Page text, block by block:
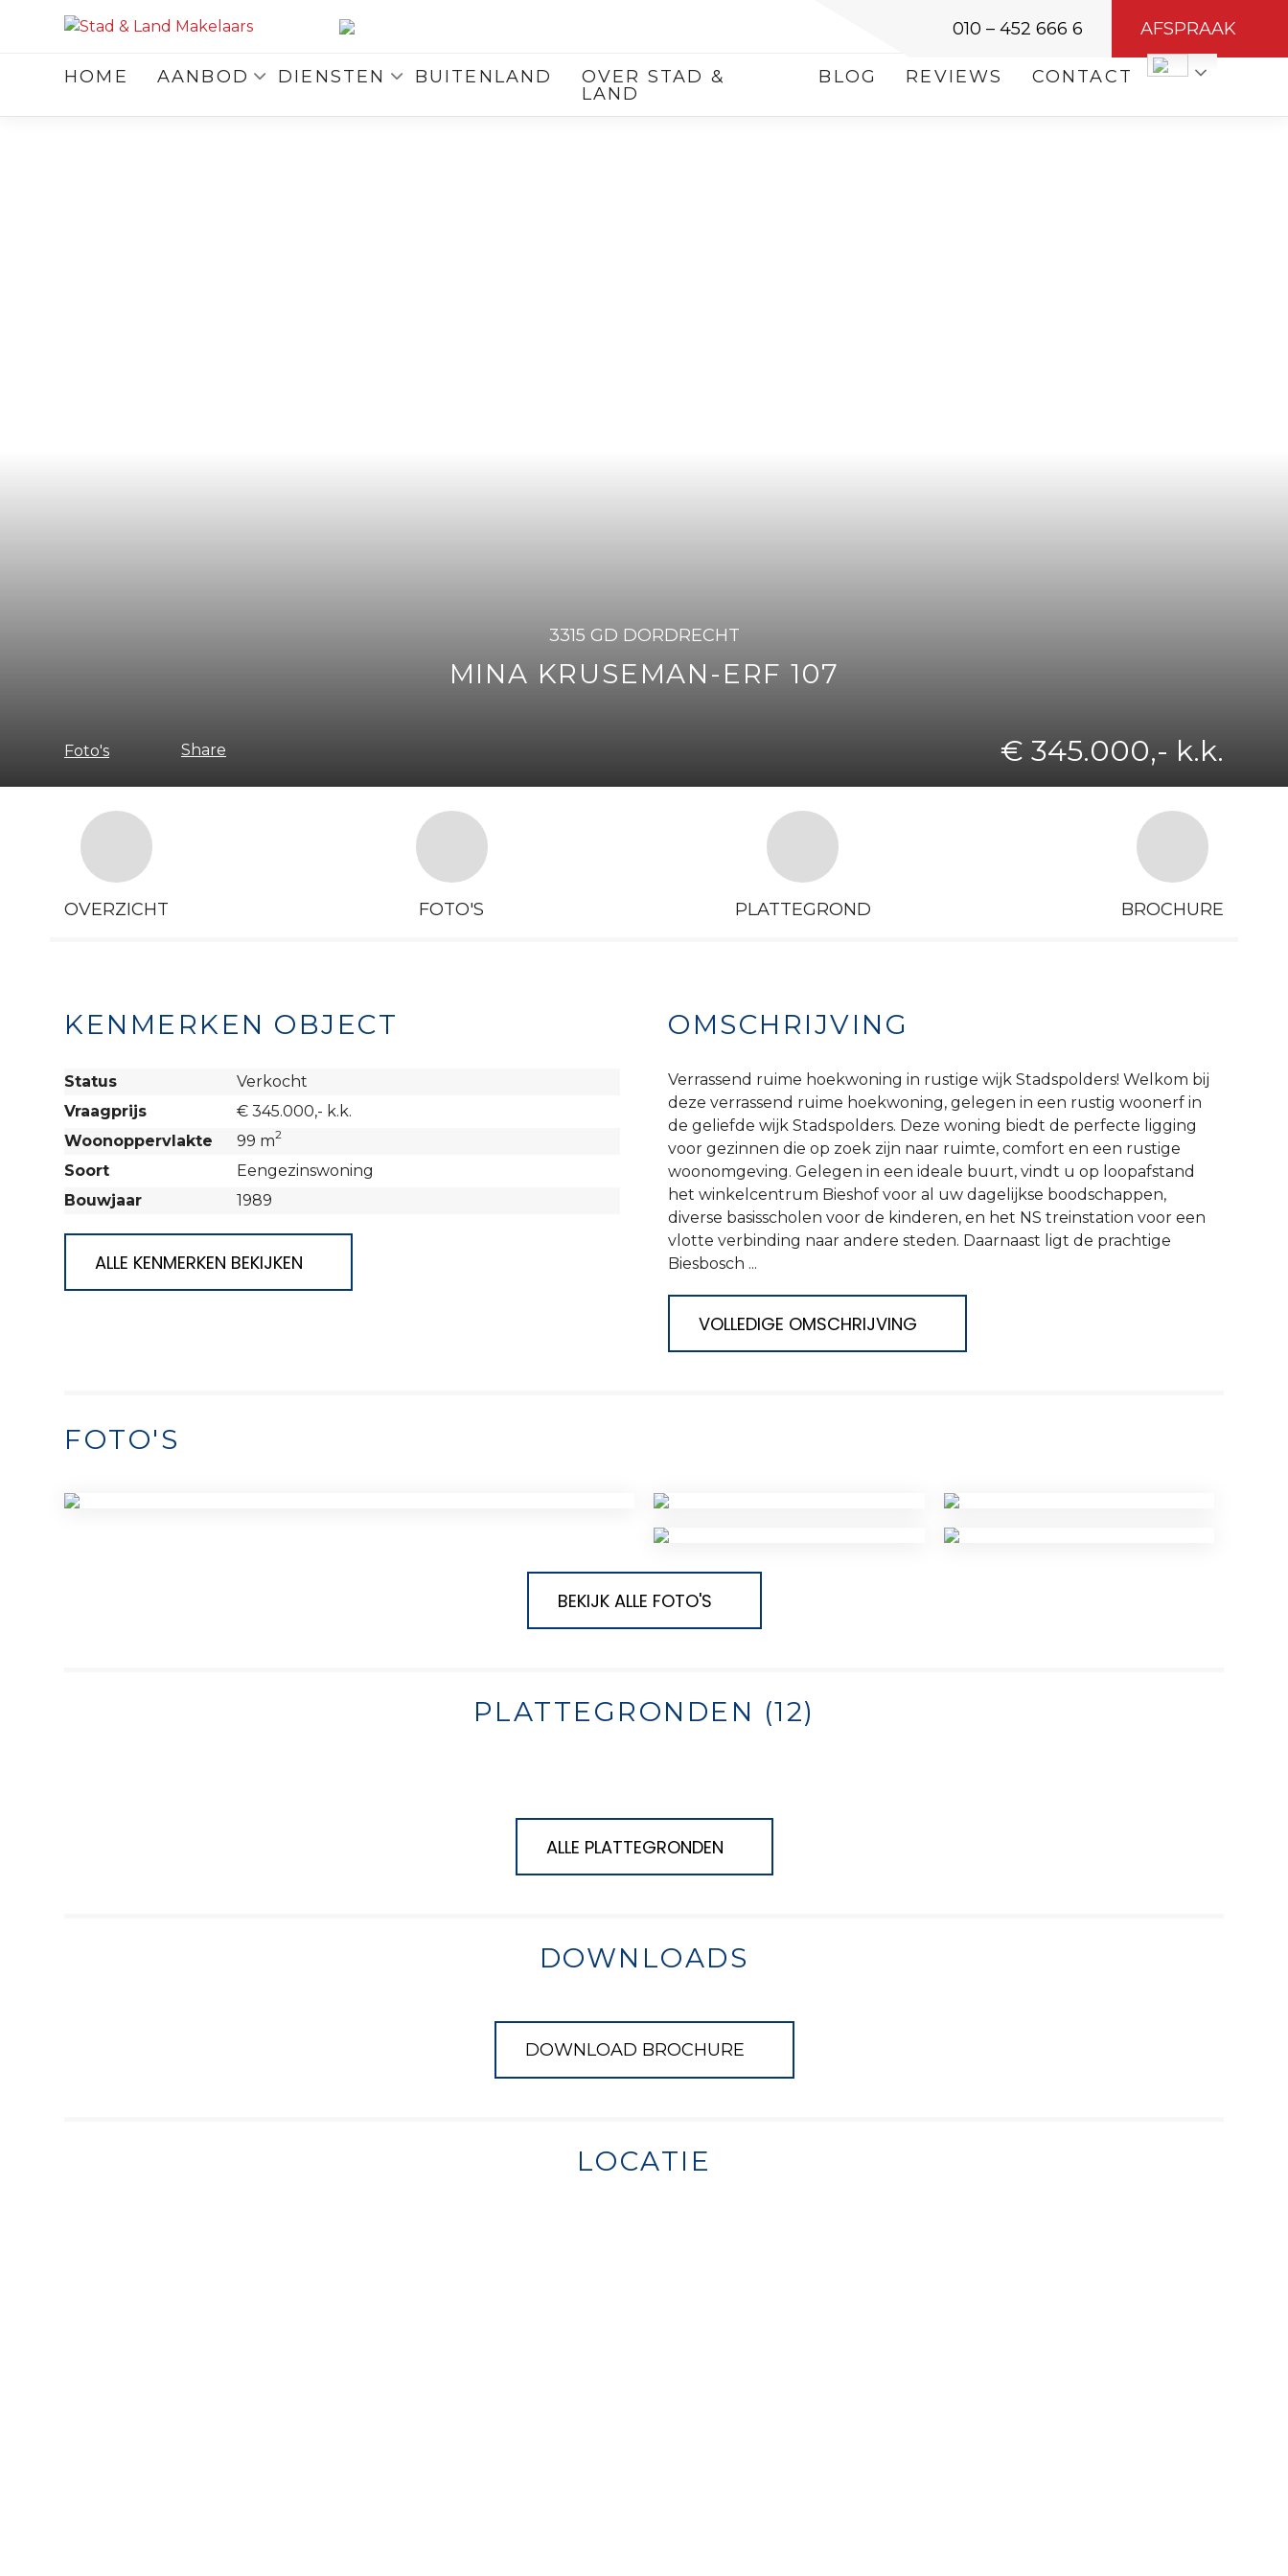
010 – 452 666 6 AFSPRAAK
HOME AANBOD DIENSTEN BUITENLAND
OVER STAD &
LAND
BLOG REVIEWS CONTACT
3315 GD DORDRECHT
MINA KRUSEMAN-ERF 107
Foto's Share € 345.000,- k.k.
OVERZICHT FOTO'S PLATTEGROND BROCHURE
KENMERKEN OBJECT
Status
Verkocht
Vraagprijs
€ 345.000,- k.k.
Woonoppervlakte
99 m2
Soort
Eengezinswoning
Bouwjaar
1989
ALLE KENMERKEN BEKIJKEN
OMSCHRIJVING
Verrassend ruime hoekwoning in rustige wijk Stadspolders! Welkom bij
deze verrassend ruime hoekwoning, gelegen in een rustig woonerf in
de geliefde wijk Stadspolders. Deze woning biedt de perfecte ligging
voor gezinnen die op zoek zijn naar ruimte, comfort en een rustige
woonomgeving. Gelegen in een ideale buurt, vindt u op loopafstand
het winkelcentrum Bieshof voor al uw dagelijkse boodschappen,
diverse basisscholen voor de kinderen, en het NS treinstation voor een
vlotte verbinding naar andere steden. Daarnaast ligt de prachtige
Biesbosch ...
VOLLEDIGE OMSCHRIJVING
FOTO'S
BEKIJK ALLE FOTO'S
PLATTEGRONDEN (12)
ALLE PLATTEGRONDEN
DOWNLOADS
DOWNLOAD BROCHURE
LOCATIE